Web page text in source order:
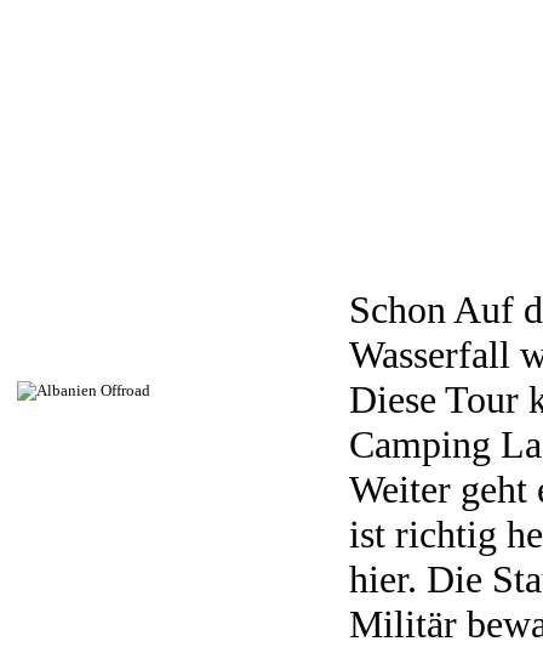
Schon Auf
Wasserfall
Diese Tour
Camping
Weiter geht
ist richtig
hier. Die
Militär